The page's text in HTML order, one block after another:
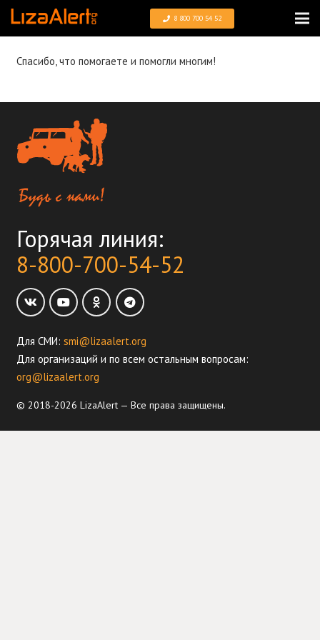
8 800 700 54 52
Спасибо, что помогаете и помогли многим!
Горячая линия:
8-800-700-54-52
Для СМИ: smi@lizaalert.org
Для организаций и по всем остальным вопросам:
org@lizaalert.org
© 2018-2026 LizaAlert — Все права защищены.